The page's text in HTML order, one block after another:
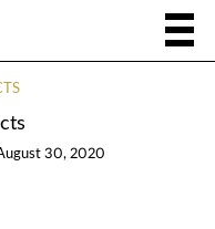
30, 2020